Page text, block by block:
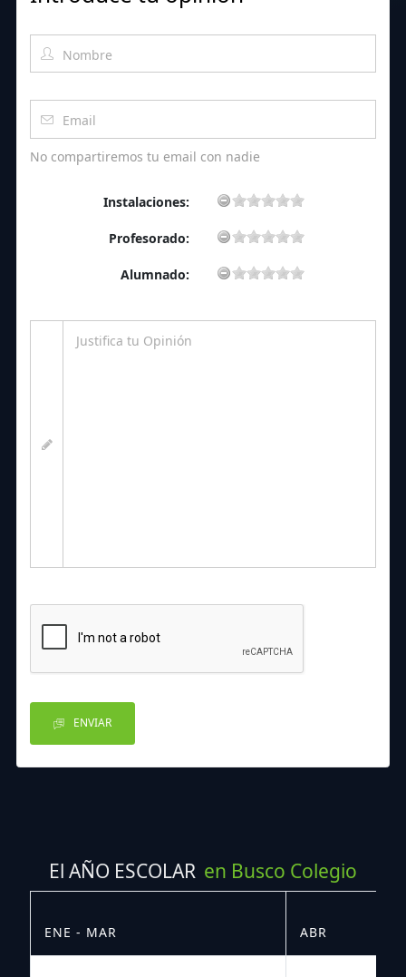
No compartiremos tu email con nadie
Instalaciones:
Profesorado:
Alumnado:
ENVIAR
El AÑO ESCOLAR en Busco Colegio
ENE - MAR ABR